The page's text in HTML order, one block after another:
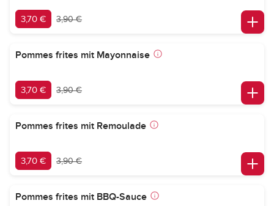
3,70 € 3,90 €
Pommes frites mit Mayonnaise
3,70 € 3,90 €
Pommes frites mit Remoulade
3,70 € 3,90 €
Pommes frites mit BBQ-Sauce